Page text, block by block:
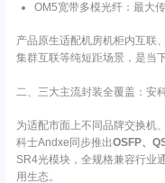
OM5宽带多模光纤：最大
产品原生适配机房机柜内互联
集群互联等纯短距场景，是当
二、三大主流封装全覆盖：安
为适配市面上不同品牌交换机
科士Andxe同步推出OSFP、
SR4光模块，全规格兼容行业
用生态。